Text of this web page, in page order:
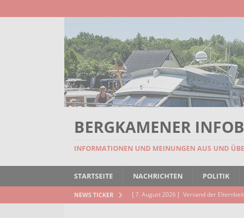
BERGKAMENER
INFORMATIONEN UND MEINUNGEN AUS UND
STARTSEITE NACHRICHTEN POLITIK
NEWS TICKER [ 7. August 2026 ] Versand der